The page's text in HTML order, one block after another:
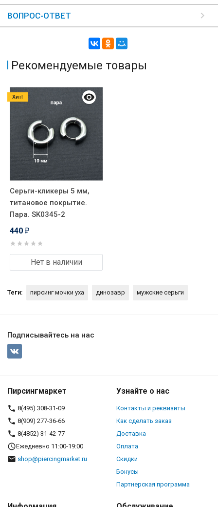
ВОПРОС-ОТВЕТ
Рекомендуемые товары
Серьги-кликеры 5 мм,
титановое покрытие.
Пара. SK0345-2
440 ₽
Нет в наличии
Хит!
Теги: пирсинг мочки уха динозавр мужские серьги
Подписывайтесь на нас
Пирсингмаркет
8(495) 308-31-09
8(909) 277-36-66
8(4852) 31-42-77
Ежедневно 11:00-19:00
shop@piercingmarket.ru
Узнайте о нас
Контакты и реквизиты
Как сделать заказ
Доставка
Оплата
Скидки
Бонусы
Партнерская программа